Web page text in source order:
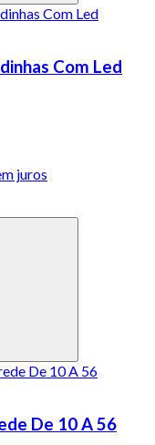
Com Led
juros
De 10 A 56